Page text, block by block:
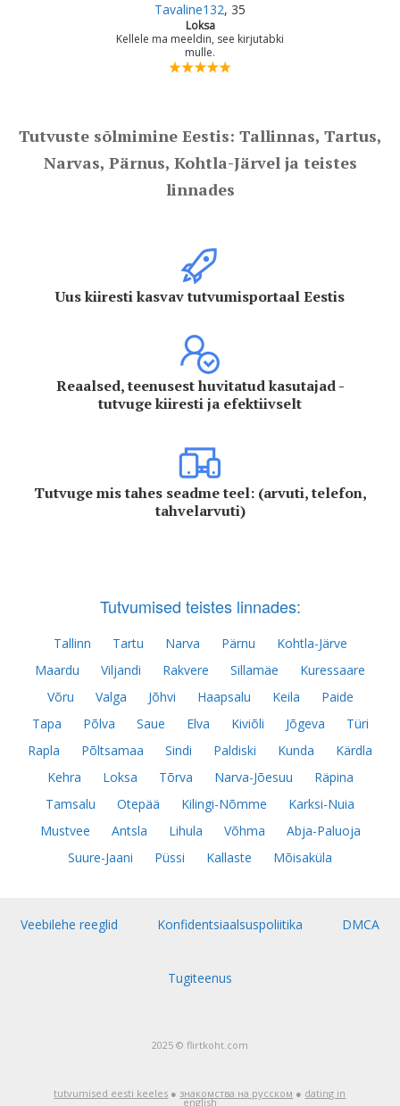
Tavaline132, 35
Loksa
Kellele ma meeldin, see kirjutabki
mulle.
Tutvuste sõlmimine Eestis: Tallinnas, Tartus,
Narvas, Pärnus, Kohtla-Järvel ja teistes
linnades
Uus kiiresti kasvav tutvumisportaal Eestis
Reaalsed, teenusest huvitatud kasutajad -
tutvuge kiiresti ja efektiivselt
Tutvuge mis tahes seadme teel: (arvuti, telefon,
tahvelarvuti)
Tutvumised teistes linnades:
Tallinn Tartu Narva Pärnu
Kohtla-Järve
Maardu
Viljandi Rakvere Sillamäe
Kuressaare
Võru
Valga Jõhvi Haapsalu Keila
Paide
Tapa
Põlva Saue Elva Kiviõli Jõgeva
Türi
Rapla
Põltsamaa Sindi Paldiski Kunda
Kärdla
Kehra
Loksa Tõrva Narva-Jõesuu
Räpina
Tamsalu
Otepää Kilingi-Nõmme
Karksi-Nuia
Mustvee
Antsla Lihula Võhma
Abja-Paluoja
Suure-Jaani
Püssi Kallaste Mõisaküla
Veebilehe reeglid Konfidentsiaalsuspoliitika DMCA
Tugiteenus
2025 © flirtkoht.com
tutvumised eesti keeles ● знакомства на русском ● dating in
english